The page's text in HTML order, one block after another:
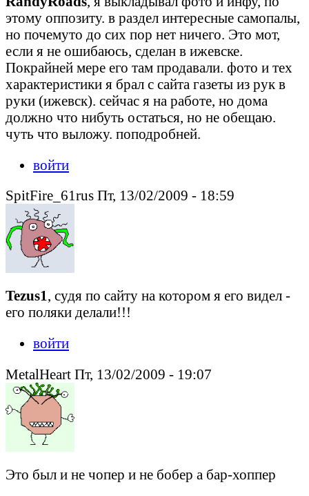
этому оппозиту. в раздел интересные самопалы,
но почемуто до сих пор нет ничего. Это мот,
если я не ошибаюсь, сделан в ижевске.
Покрайней мере его там продавали. фото и тех
характеристики я брал с сайта газеты из рук в
руки (ижевск). сейчас я на работе, но дома
должно что нибуть остаться, но не обещаю.
чуть что выложу. поподробней.
войти
SpitFire_61rus Пт, 13/02/2009 - 18:59
Tezus1, судя по сайту на котором я его видел -
его поляки делали!!!
войти
MetalHeart Пт, 13/02/2009 - 19:07
Это был и не чопер и не бобер а бар-хоппер